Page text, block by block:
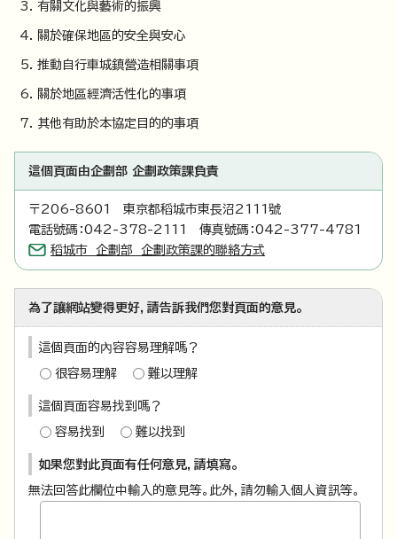
有關文化與藝術的振興
關於確保地區的安全與安心
推動自行車城鎮營造相關事項
關於地區經濟活性化的事項
其他有助於本協定目的的事項
這個頁面由企劃部 企劃政策課負責
〒206-8601 東京都稻城市東長沼2111號
電話號碼：042-378-2111 傳真號碼：042-377-4781
稻城市 企劃部 企劃政策課的聯絡方式
為了讓網站變得更好，請告訴我們您對頁面的意見。
這個頁面的內容容易理解嗎？
很容易理解 難以理解
這個頁面容易找到嗎？
容易找到 難以找到
如果您對此頁面有任何意見，請填寫。
無法回答此欄位中輸入的意見等。此外，請勿輸入個人資訊等。